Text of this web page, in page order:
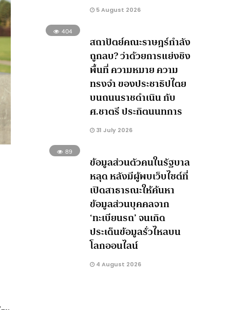
5 August 2026
404
สถาปัตย์คณะราษฎร์กำลัง
ถูกลบ? ว่าด้วยการแย่งชิง
พื้นที่ ความหมาย ความ
ทรงจำ ของประชาธิปไตย
บนถนนราชดำเนิน กับ
ศ.ชาตรี ประกิตนนทการ
31 July 2026
89
ข้อมูลส่วนตัวคนในรัฐบาล
หลุด หลังมีผู้พบเว็บไซต์ที่
เปิดสาธารณะให้ค้นหา
ข้อมูลส่วนบุคคลจาก
‘ทะเบียนรถ’ จนเกิด
ประเด็นข้อมูลรั่วไหลบน
โลกออนไลน์
4 August 2026